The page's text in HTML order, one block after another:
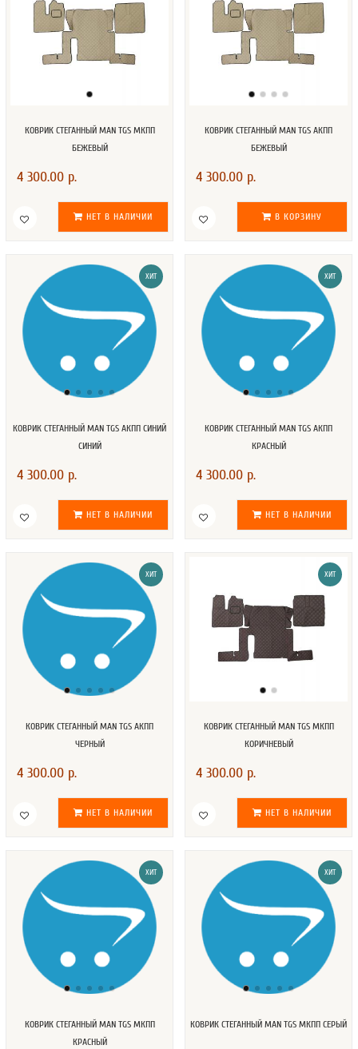
КОВРИК СТЕГАННЫЙ MAN TGS МКПП
БЕЖЕВЫЙ
4 300.00 р.
НЕТ В НАЛИЧИИ
КОВРИК СТЕГАННЫЙ MAN TGS АКПП
БЕЖЕВЫЙ
4 300.00 р.
В КОРЗИНУ
ХИТ
КОВРИК СТЕГАННЫЙ MAN TGS АКПП СИНИЙ
СИНИЙ
4 300.00 р.
НЕТ В НАЛИЧИИ
ХИТ
КОВРИК СТЕГАННЫЙ MAN TGS АКПП
КРАСНЫЙ
4 300.00 р.
НЕТ В НАЛИЧИИ
ХИТ
КОВРИК СТЕГАННЫЙ MAN TGS АКПП
ЧЕРНЫЙ
4 300.00 р.
НЕТ В НАЛИЧИИ
ХИТ
КОВРИК СТЕГАННЫЙ MAN TGS МКПП
КОРИЧНЕВЫЙ
4 300.00 р.
НЕТ В НАЛИЧИИ
ХИТ
КОВРИК СТЕГАННЫЙ MAN TGS МКПП
КРАСНЫЙ
ХИТ
КОВРИК СТЕГАННЫЙ MAN TGS МКПП СЕРЫЙ